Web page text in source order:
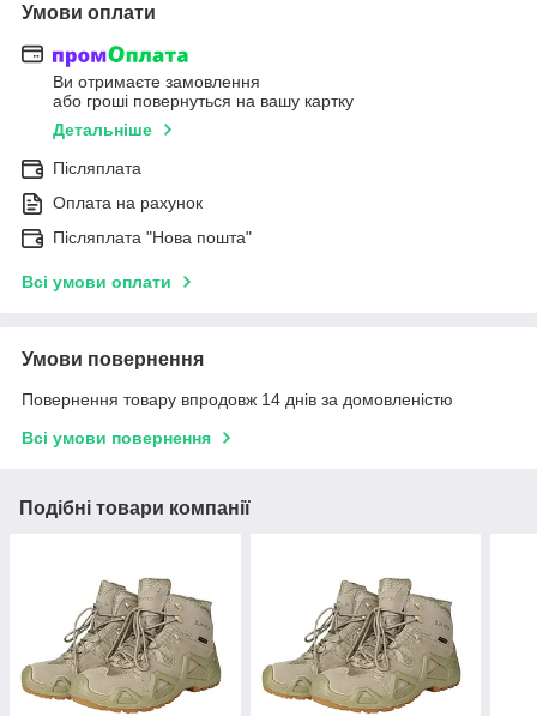
Умови оплати
Ви отримаєте замовлення
або гроші повернуться на вашу картку
Детальніше
Післяплата
Оплата на рахунок
Післяплата "Нова пошта"
Всі умови оплати
Умови повернення
Повернення товару впродовж 14 днів за домовленістю
Всі умови повернення
Подібні товари компанії